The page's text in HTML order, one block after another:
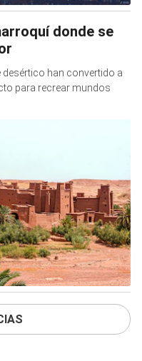
donde se
desértico han convertido a
para recrear mundos